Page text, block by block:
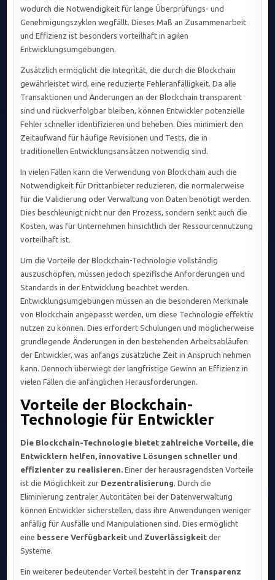
wodurch die Notwendigkeit für lange Überprüfungs- und
Genehmigungszyklen wegfällt. Dieses Maß an Zusammenarbeit
und Effizienz ist besonders vorteilhaft in agilen
Entwicklungsumgebungen.
Zusätzlich ermöglicht die Integrität, die durch die Blockchain
gewährleistet wird, eine reduzierte Fehleranfälligkeit. Da alle
Transaktionen und Änderungen an der Blockchain transparent
sind und rückverfolgbar bleiben, können Entwickler potenzielle
Fehler schneller identifizieren und beheben. Dies minimiert den
Zeitaufwand für häufige Revisionen und Tests, die in
traditionellen Entwicklungsansätzen notwendig sind.
In vielen Fällen kann die Verwendung von Blockchain auch die
Notwendigkeit für Drittanbieter reduzieren, die normalerweise
für die Validierung oder Verwaltung von Daten benötigt werden.
Dies beschleunigt nicht nur den Prozess, sondern senkt auch die
Kosten, was für Unternehmen hinsichtlich der Ressourcennutzung
vorteilhaft ist.
Um die Vorteile der Blockchain-Technologie vollständig
auszuschöpfen, müssen jedoch spezifische Anforderungen und
Standards in der Entwicklung beachtet werden.
Entwicklungsumgebungen müssen an die besonderen Merkmale
von Blockchain angepasst werden, um diese Technologie effektiv
nutzen zu können. Dies erfordert Schulungen und möglicherweise
grundlegende Änderungen in den bestehenden Arbeitsabläufen
der Entwickler, was anfangs zusätzliche Zeit in Anspruch nehmen
kann. Dennoch überwiegt der langfristige Gewinn an Effizienz in
vielen Fällen die anfänglichen Herausforderungen.
Vorteile der Blockchain-
Technologie für Entwickler
Die Blockchain-Technologie bietet zahlreiche Vorteile, die
Entwicklern helfen, innovative Lösungen schneller und
effizienter zu realisieren. Einer der herausragendsten Vorteile
ist die Möglichkeit zur Dezentralisierung. Durch die
Eliminierung zentraler Autoritäten bei der Datenverwaltung
können Entwickler sicherstellen, dass ihre Anwendungen weniger
anfällig für Ausfälle und Manipulationen sind. Dies ermöglicht
eine bessere Verfügbarkeit und Zuverlässigkeit der
Systeme.
Ein weiterer bedeutender Vorteil besteht in der Transparenz